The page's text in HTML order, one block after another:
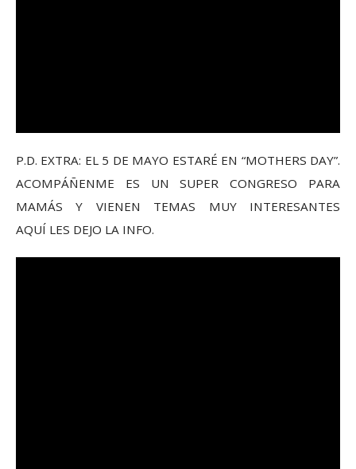
P.D. EXTRA: EL 5 DE MAYO ESTARÉ EN “MOTHERS DAY”.
ACOMPÁÑENME ES UN SUPER CONGRESO PARA
MAMÁS Y VIENEN TEMAS MUY INTERESANTES
AQUÍ LES DEJO LA INFO.